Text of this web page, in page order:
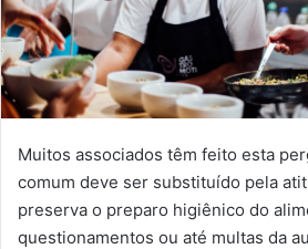
Muitos associados têm feito esta
comum deve ser substituído pela
preserva o preparo higiênico do
questionamentos ou até multas da